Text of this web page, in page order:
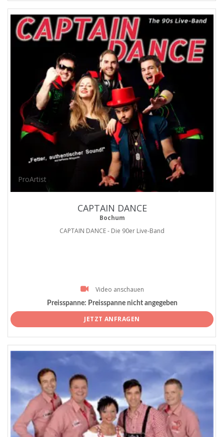
ProArtist
CAPTAIN DANCE
Bochum
CAPTAIN DANCE - Die 90er Live-Band
Video anschauen
Preisspanne: Preisspanne nicht angegeben
JETZT ANFRAGEN